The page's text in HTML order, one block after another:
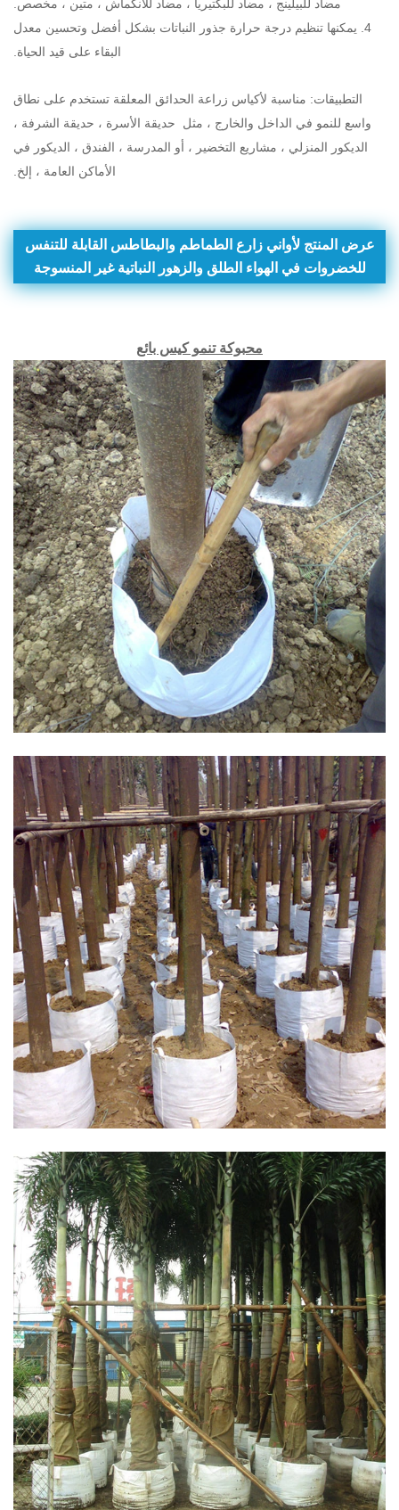
مضاد للبيلينج ، مضاد للبكتيريا ، مضاد للانكماش ، متين ، مخصص.
4. يمكنها تنظيم درجة حرارة جذور النباتات بشكل أفضل وتحسين معدل
البقاء على قيد الحياة.
التطبيقات: مناسبة لأكياس زراعة الحدائق المعلقة تستخدم على نطاق
واسع للنمو في الداخل والخارج ، مثل حديقة الأسرة ، حديقة الشرفة ،
الديكور المنزلي ، مشاريع التخضير ، أو المدرسة ، الفندق ، الديكور في
الأماكن العامة ، إلخ.
عرض المنتج لأواني زارع الطماطم والبطاطس القابلة للتنفس
للخضروات في الهواء الطلق والزهور النباتية غير المنسوجة
محبوكة تنمو كيس بائع